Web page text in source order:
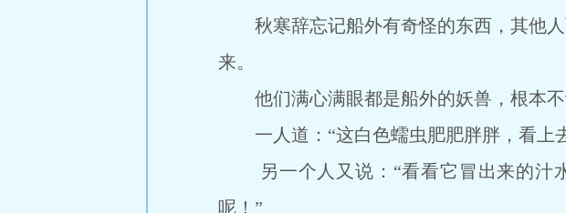
秋寒辞忘记船外有奇怪的东西，其他人
来。
他们满心满眼都是船外的妖兽，根本不
一人道：“这白色蠕虫肥肥胖胖，看上
另一个人又说：“看看它冒出来的汁
呢！”